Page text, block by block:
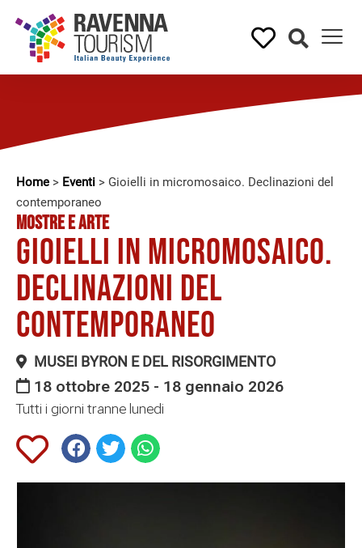
Home > Eventi > Gioielli in micromosaico. Declinazioni del
contemporaneo
MOSTRE E ARTE
Gioielli in micromosaico.
Declinazioni del
contemporaneo
MUSEI BYRON E DEL RISORGIMENTO
18 ottobre 2025 - 18 gennaio 2026
Tutti i giorni tranne lunedi